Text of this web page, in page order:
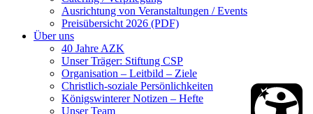
Ausrichtung von Veranstaltungen / Events
Preisübersicht 2026 (PDF)
Über uns
40 Jahre AZK
Unser Träger: Stiftung CSP
Organisation – Leitbild – Ziele
Christlich-soziale Persönlichkeiten
Königswinterer Notizen – Hefte
Unser Team